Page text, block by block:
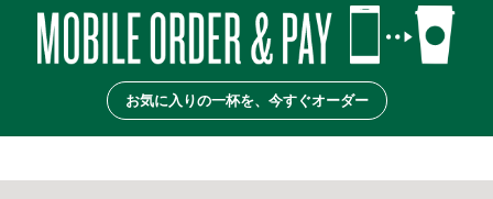
お気に入りの一杯を、今すぐオーダー